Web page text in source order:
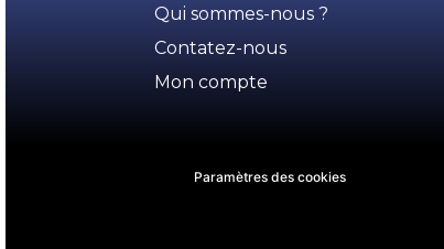
Qui sommes-nous ?
Contatez-nous
Mon compte
Paramètres des cookies